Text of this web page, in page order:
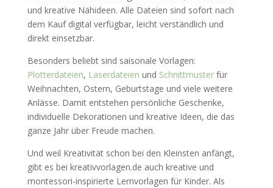
und kreative Nähideen. Alle Dateien sind sofort nach
dem Kauf digital verfügbar, leicht verständlich und
direkt einsetzbar.
Besonders beliebt sind saisonale Vorlagen:
Plotterdateien, Laserdateien und Schnittmusterfür
Weihnachten, Ostern, Geburtstage und viele weitere
Anlässe. Damit entstehen persönliche Geschenke,
individuelle Dekorationen und kreative Ideen, die das
ganze Jahr über Freude machen.
Und weil Kreativität schon bei den Kleinsten anfängt,
gibt es bei kreativvorlagen.de auch kreative und
montessori-inspirierte Lernvorlagen für Kinder. Als